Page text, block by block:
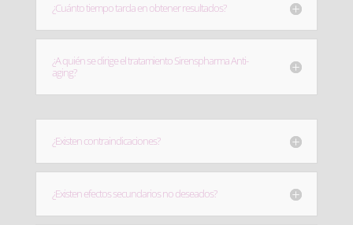
¿Cuánto tiempo tarda en obtener resultados?
¿A quién se dirige el tratamiento Sirenspharma Anti-
aging?
¿Existen contraindicaciones?
¿Existen efectos secundarios no deseados?